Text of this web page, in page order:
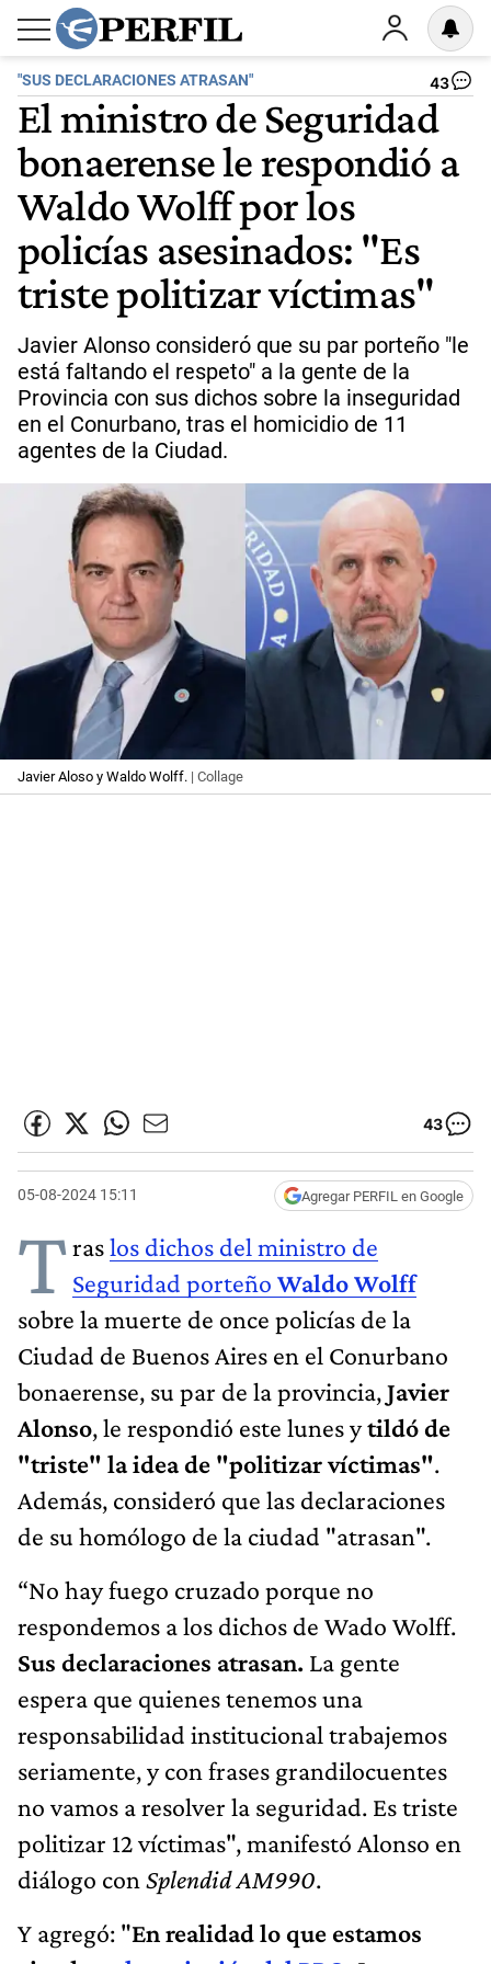
"SUS DECLARACIONES ATRASAN" 43
El ministro de Seguridad
bonaerense le respondió a
Waldo Wolff por los
policías asesinados: "Es
triste politizar víctimas"
Javier Alonso consideró que su par porteño "le
está faltando el respeto" a la gente de la
Provincia con sus dichos sobre la inseguridad
en el Conurbano, tras el homicidio de 11
agentes de la Ciudad.
Javier Aloso y Waldo Wolff. | Collage
43
05-08-2024 15:11 Agregar PERFIL en Google
Traslos dichos del ministro de
Seguridad porteño Waldo Wolff
sobre la muerte de once policías de la
Ciudad de Buenos Aires en el Conurbano
bonaerense, su par de la provincia,Javier
Alonso, le respondió este lunes ytildó de
"triste" la idea de "politizar víctimas".
Además, consideró que las declaraciones
de su homólogo de la ciudad "atrasan".
“No hay fuego cruzado porque no
respondemos a los dichos de Wado Wolff.
Sus declaraciones atrasan. La gente
espera que quienes tenemos una
responsabilidad institucional trabajemos
seriamente, y con frases grandilocuentes
no vamos a resolver la seguridad. Es triste
politizar 12 víctimas", manifestó Alonso en
diálogo con Splendid AM990.
Y agregó: "En realidad lo que estamos